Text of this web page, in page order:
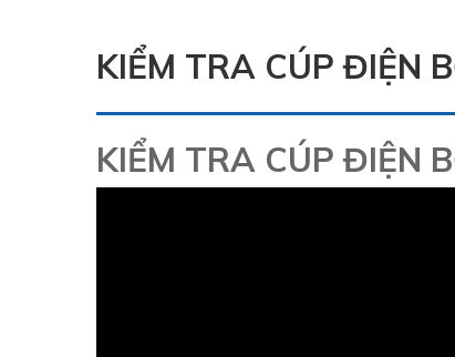
KIỂM TRA CÚP ĐIỆN
KIỂM TRA CÚP ĐIỆN